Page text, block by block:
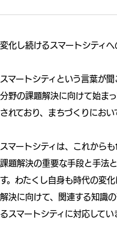
変化し続けるスマートシティ
スマートシティという言葉が
分野の課題解決に向けて始ま
されており、まちづくりにお
スマートシティは、これから
課題解決の重要な手段と手法
す。わたくし自身も時代の変
解決に向けて、関連する知識
るスマートシティに対応してい